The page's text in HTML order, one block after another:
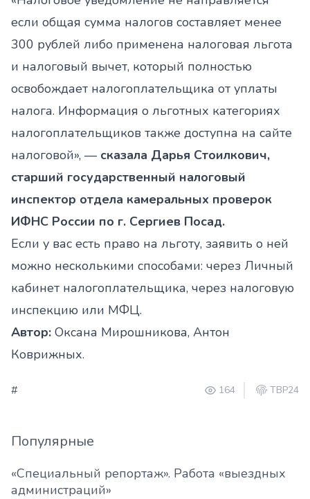
если общая сумма налогов составляет менее
300 рублей либо применена налоговая льгота
и налоговый вычет, который полностью
освобождает налогоплательщика от уплаты
налога. Информация о льготных категориях
налогоплательщиков также доступна на сайте
налоговой», — сказала Дарья Стоилкович,
старший государственный налоговый
инспектор отдела камеральных проверок
ИФНС России по г. Сергиев Посад.
Если у вас есть право на льготу, заявить о ней
можно несколькими способами: через Личный
кабинет налогоплательщика, через налоговую
инспекцию или МФЦ.
Автор: Оксана Мирошникова, Антон
Коврижных.
# 164 ТВР24
Популярные
«Специальный репортаж». Работа «выездных
администраций»